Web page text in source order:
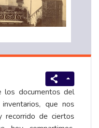
los documentos del
que nos
recorrido de ciertos